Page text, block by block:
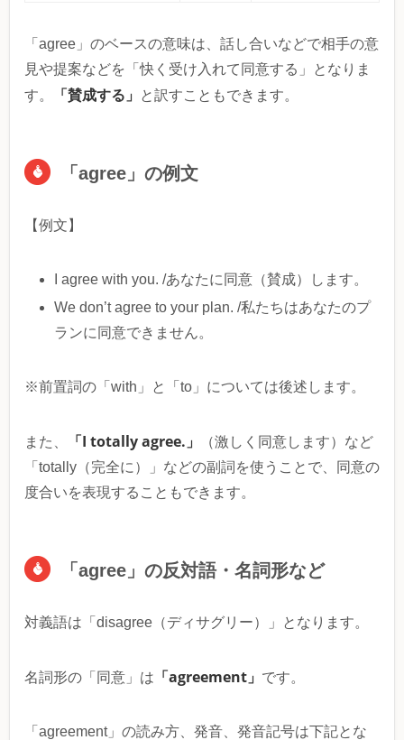
「agree」のベースの意味は、話し合いなどで相手の意
見や提案などを「快く受け入れて同意する」となりま
す。
「賛成する」 と訳すこともできます。
「agree」の例文
【例文】
I agree with you. /あなたに同意（賛成）します。
We don’t agree to your plan. /私たちはあなたのプ
ランに同意できません。
※前置詞の「with」と「to」については後述します。
また、 「I totally agree.」
（激しく同意します）など
「totally（完全に）」などの副詞を使うことで、同意の
度合いを表現することもできます。
「agree」の反対語・名詞形など
対義語は「disagree（ディサグリー）」となります。
名詞形の「同意」は 「agreement」 です。
「agreement」の読み方、発音、発音記号は下記とな